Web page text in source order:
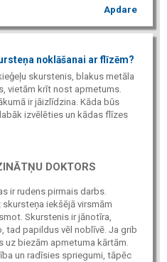
Apdare
noklāšanai ar flīzēm?
skurstenis, blakus metāla
vietām krīt nost apmetums.
ir jāizlīdzina. Kāda būs
izvēlēties un kādas flīzes
DOKTORS
ir rudens pirmais darbs.
iekšējā virsmām
Skurstenis ir jānotīra,
tad papildus vēl noblīvē. Ja grib
uz biezām apmetuma kārtām.
un radīsies spriegumi, tāpēc